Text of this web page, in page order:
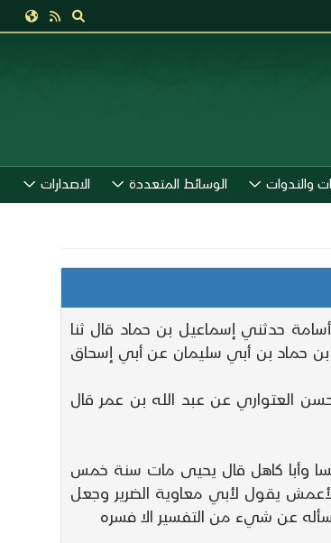
والندوات الوسائط المتعددة الاصدارات
حدثني إسماعيل بن حماد قال ثنا
حماد بن أبي سليمان عن أبي إسحاق
العتواري عن عبد الله بن عمر قال
وأبا كاهل قال يحيى مات سنة خمس
يقول لأبي معاوية الضرير وجعل
عن شيء من التفسير الا فسره